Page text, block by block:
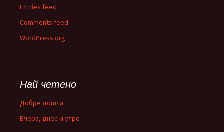
Entries feed
Comments feed
WordPress.org
Най-четено
Добре дошла
Вчера, днес и утре